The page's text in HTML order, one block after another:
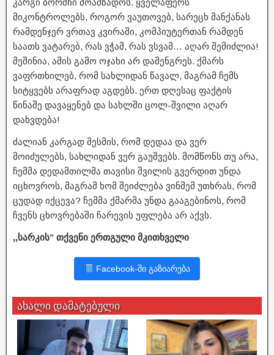
მიკონტროლებს, როგორ ვაუთოვებ, სარეცხ მანქანას
რამდენჯერ ვრთავ კვირაში, კომპიუტერთან რამდენ
საათს ვატარებ, რას ვჭამ, რას ვსვამ… აღარ შემიძლია!
მეშინია, ამის გამო ოჯახი არ დამენგრეს. ქმარს
ვაფრთხილებ, რომ სახლიდან წავალ, მაგრამ ჩემს
სიტყვებს არაფრად აგდებს. ერთ დღესაც ფაქტის
წინაშე დავაყენებ და სახლში ცოლ-შვილი აღარ
დახვდება!
ძალიან კარგად მესმის, რომ დედაა და ვერ
მოიძულებს, სახლიდან ვერ გაუშვებს. მომწონს თუ არა,
ჩემმა დედამთილმა თავისი შვილის გვერდით უნდა
იცხოვროს, მაგრამ ხომ შეიძლება ვინმემ უთხრას, რომ
ცუდად იქცევა? ჩემმა ქმარმა უნდა გააგებინოს, რომ
ჩვენს ცხოვრებაში ჩარევის უფლება არ აქვს.
,,სარკის” თქვენი ერთგული მკითხველი
Facebook-ში გაზიარება
ახალი დამატებული